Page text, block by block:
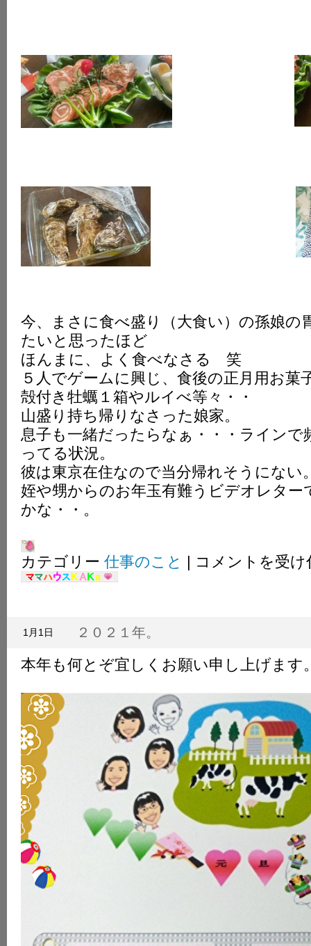
今、まさに食べ盛り（大食い）の孫娘の
たいと思ったほど
ほんまに、よく食べなさる 笑
５人でゲームに興じ、食後の正月用お菓
殻付き牡蠣１箱やルイべ等々・・
山盛り持ち帰りなさった娘家。
息子も一緒だったらなぁ・・・ラインで
ってる状況。
彼は東京在住なので当分帰れそうにない
姪や甥からのお年玉有難うビデオレター
かな・・。
カテゴリー 仕事のこと |
仕
コメントを受
２０２１年。
1月1日
本年も何とぞ宜しくお願い申し上げます